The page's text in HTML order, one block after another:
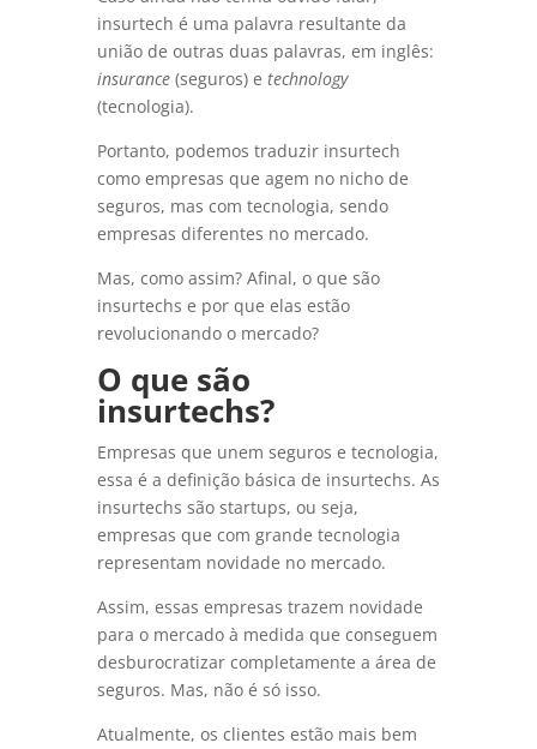
insurtech é uma palavra resultante da
união de outras duas palavras, em inglês:
insurance(seguros) e technology
(tecnologia).
Portanto, podemos traduzir insurtech
como empresas que agem no nicho de
seguros, mas com tecnologia, sendo
empresas diferentes no mercado.
Mas, como assim? Afinal, o que são
insurtechs e por que elas estão
revolucionando o mercado?
O que são
insurtechs?
Empresas que unem seguros e tecnologia,
essa é a definição básica de insurtechs. As
insurtechs são startups, ou seja,
empresas que com grande tecnologia
representam novidade no mercado.
Assim, essas empresas trazem novidade
para o mercado à medida que conseguem
desburocratizar completamente a área de
seguros. Mas, não é só isso.
Atualmente, os clientes estão mais bem